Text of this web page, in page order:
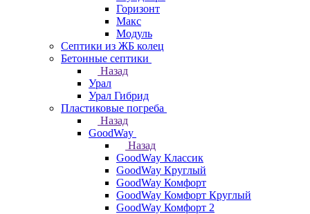
Горизонт
Макс
Модуль
Септики из ЖБ колец
Бетонные септики
Назад
Урал
Урал Гибрид
Пластиковые погреба
Назад
GoodWay
Назад
GoodWay Классик
GoodWay Круглый
GoodWay Комфорт
GoodWay Комфорт Круглый
GoodWay Комфорт 2